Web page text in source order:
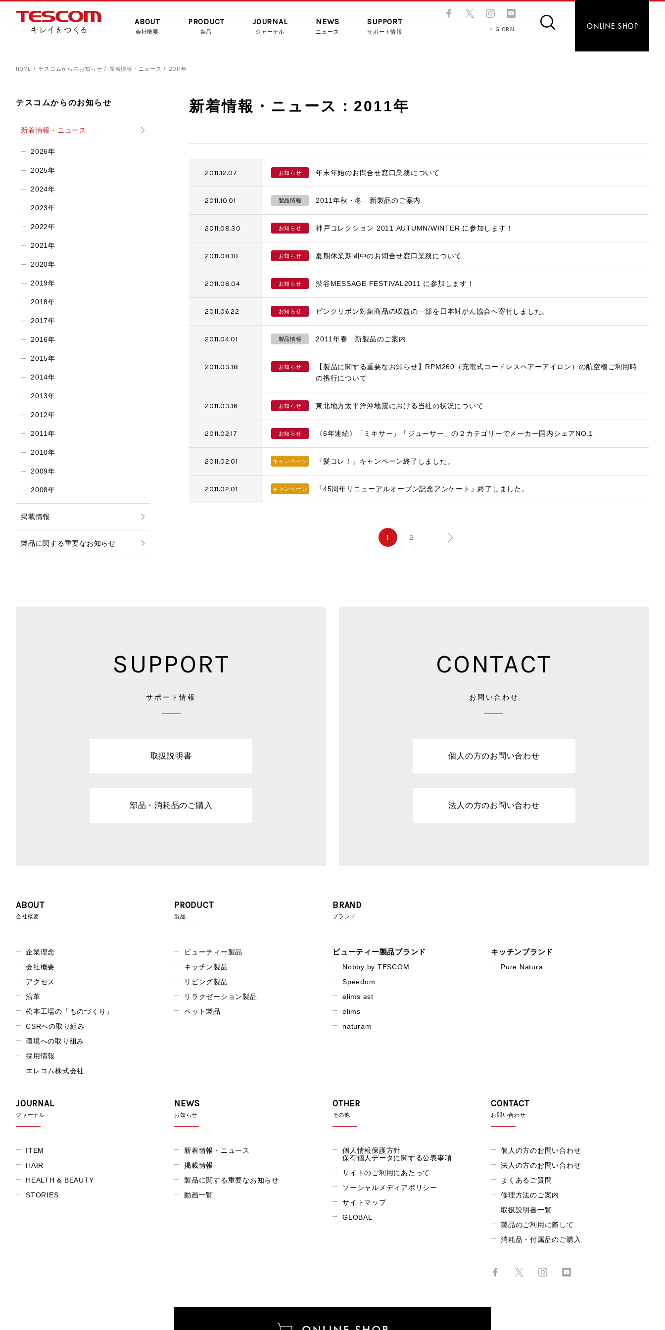
GLOBAL
ABOUT
会社概要
PRODUCT
製品
JOURNAL
ジャーナル
NEWS
ニュース
SUPPORT
サポート情報
HOME テスコムからのお知らせ 新着情報・ニュース 2011年
新着情報・ニュース：2011年
2011.12.07 お知らせ 年末年始のお問合せ窓口業務について
2011.10.01 製品情報 2011年秋・冬 新製品のご案内
2011.08.30 お知らせ 神戸コレクション 2011 AUTUMN/WINTER に参加します！
2011.08.10 お知らせ 夏期休業期間中のお問合せ窓口業務について
2011.08.04 お知らせ 渋谷MESSAGE FESTIVAL2011 に参加します！
2011.06.22 お知らせ ピンクリボン対象商品の収益の一部を日本対がん協会へ寄付しました。
2011.04.01 製品情報 2011年春 新製品のご案内
2011.03.18 お知らせ
【製品に関する重要なお知らせ】RPM260（充電式コードレスヘアーアイロン）の航空機ご利用時
の携行について
2011.03.16 お知らせ 東北地方太平洋沖地震における当社の状況について
2011.02.17 お知らせ 《6年連続》「ミキサー」「ジューサー」の２カテゴリーでメーカー国内シェアNO.1
2011.02.01 キャンペーン 『髪コレ！』キャンペーン終了しました。
2011.02.01 キャンペーン 『45周年リニューアルオープン記念アンケート』終了しました。
1 2
テスコムからのお知らせ
新着情報・ニュース
2026年
2025年
2024年
2023年
2022年
2021年
2020年
2019年
2018年
2017年
2016年
2015年
2014年
2013年
2012年
2011年
2010年
2009年
2008年
掲載情報
製品に関する重要なお知らせ
SUPPORT
サポート情報
取扱説明書
部品・消耗品のご購入
CONTACT
お問い合わせ
個人の方のお問い合わせ
法人の方のお問い合わせ
ABOUT
会社概要
企業理念
会社概要
アクセス
沿革
松本工場の「ものづくり」
CSRへの取り組み
環境への取り組み
採用情報
エレコム株式会社
PRODUCT
製品
ビューティー製品
キッチン製品
リビング製品
リラクゼーション製品
ペット製品
BRAND
ブランド
ビューティー製品ブランド
Nobby by TESCOM
Speedom
elims est
elims
naturam
キッチンブランド
Pure Natura
JOURNAL
ジャーナル
ITEM
HAIR
HEALTH & BEAUTY
STORIES
NEWS
お知らせ
新着情報・ニュース
掲載情報
製品に関する重要なお知らせ
動画一覧
OTHER
その他
個人情報保護方針
保有個人データに関する公表事項
サイトのご利用にあたって
ソーシャルメディアポリシー
サイトマップ
GLOBAL
CONTACT
お問い合わせ
個人の方のお問い合わせ
法人の方のお問い合わせ
よくあるご質問
修理方法のご案内
取扱説明書一覧
製品のご利用に際して
消耗品・付属品のご購入